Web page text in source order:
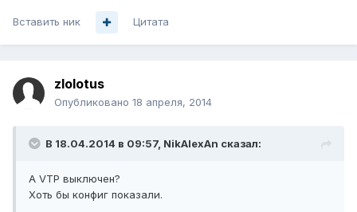
Вставить ник Цитата
zlolotus
Опубликовано 18 апреля, 2014
В 18.04.2014 в 09:57, NikAlexAn сказал:
А VTP выключен?
Хоть бы конфиг показали.